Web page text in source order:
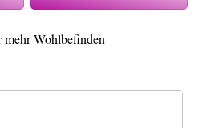
mehr Wohlbefinden